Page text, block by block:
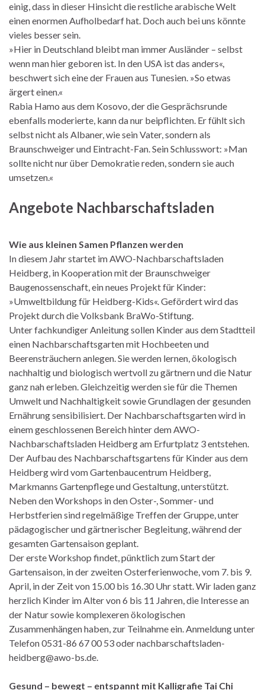
einig, dass in dieser Hinsicht die restliche arabische Welt
einen enormen Aufholbedarf hat. Doch auch bei uns könnte
vieles besser sein.
»Hier in Deutschland bleibt man immer Ausländer – selbst
wenn man hier geboren ist. In den USA ist das anders«,
beschwert sich eine der Frauen aus Tunesien. »So etwas
ärgert einen.«
Rabia Hamo aus dem Kosovo, der die Gesprächsrunde
ebenfalls moderierte, kann da nur beipflichten. Er fühlt sich
selbst nicht als Albaner, wie sein Vater, sondern als
Braunschweiger und Eintracht-Fan. Sein Schlusswort: »Man
sollte nicht nur über Demokratie reden, sondern sie auch
umsetzen.«
Angebote Nachbarschaftsladen
Wie aus kleinen Samen Pflanzen werden
In diesem Jahr startet im AWO-Nachbarschaftsladen
Heidberg, in Kooperation mit der Braunschweiger
Baugenossenschaft, ein neues Projekt für Kinder:
»Umweltbildung für Heidberg-Kids«. Gefördert wird das
Projekt durch die Volksbank BraWo-Stiftung.
Unter fachkundiger Anleitung sollen Kinder aus dem Stadtteil
einen Nachbarschaftsgarten mit Hochbeeten und
Beerensträuchern anlegen. Sie werden lernen, ökologisch
nachhaltig und biologisch wertvoll zu gärtnern und die Natur
ganz nah erleben. Gleichzeitig werden sie für die Themen
Umwelt und Nachhaltigkeit sowie Grundlagen der gesunden
Ernährung sensibilisiert. Der Nachbarschaftsgarten wird in
einem geschlossenen Bereich hinter dem AWO-
Nachbarschaftsladen Heidberg am Erfurtplatz 3 entstehen.
Der Aufbau des Nachbarschaftsgartens für Kinder aus dem
Heidberg wird vom Gartenbaucentrum Heidberg,
Markmanns Gartenpflege und Gestaltung, unterstützt.
Neben den Workshops in den Oster-, Sommer- und
Herbstferien sind regelmäßige Treffen der Gruppe, unter
pädagogischer und gärtnerischer Begleitung, während der
gesamten Gartensaison geplant.
Der erste Workshop findet, pünktlich zum Start der
Gartensaison, in der zweiten Osterferienwoche, vom 7. bis 9.
April, in der Zeit von 15.00 bis 16.30 Uhr statt. Wir laden ganz
herzlich Kinder im Alter von 6 bis 11 Jahren, die Interesse an
der Natur sowie komplexeren ökologischen
Zusammenhängen haben, zur Teilnahme ein. Anmeldung unter
Telefon 0531-86 67 00 53 oder nachbarschaftsladen-
heidberg@awo-bs.de.
Gesund – bewegt – entspannt mit Kalligrafie Tai Chi